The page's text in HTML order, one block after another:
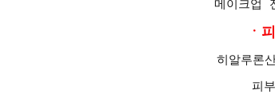
메이크업
ㆍ
히알루론
피